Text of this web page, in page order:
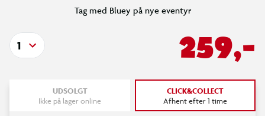
Tag med Bluey på nye eventyr
259,-
1
UDSOLGT
Ikke på lager online
CLICK&COLLECT
Afhent efter 1 time